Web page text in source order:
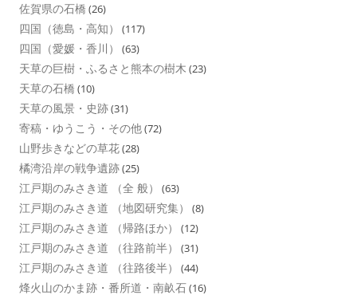
佐賀県の石橋 (26)
四国（徳島・高知） (117)
四国（愛媛・香川） (63)
天草の巨樹・ふるさと熊本の樹木 (23)
天草の石橋 (10)
天草の風景・史跡(31)
寄稿・ゆうこう・その他(72)
山野歩きなどの草花(28)
橘湾沿岸の戦争遺跡(25)
江戸期のみさき道 （全 般） (63)
江戸期のみさき道 （地図研究集） (8)
江戸期のみさき道 （帰路ほか） (12)
江戸期のみさき道 （往路前半） (31)
江戸期のみさき道 （往路後半） (44)
烽火山のかま跡・番所道・南畝石(16)